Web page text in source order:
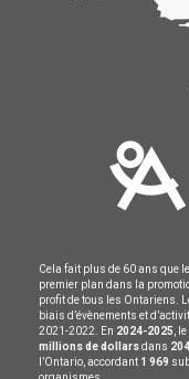
Cela fait plus de 60 ans que
premier plan dans la
profit de tous les Ontariens.
biais d’évènements et
2021-2022. En 2024-2025 ,
millions de dollarsdans 204
l’Ontario, accordant 1 969